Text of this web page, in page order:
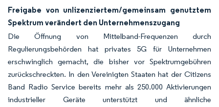
Freigabe von unlizenziertem/gemeinsam genutztem
Spektrum verändert den Unternehmenszugang
Die Öffnung von Mittelband-Frequenzen durch
Regulierungsbehörden hat privates 5G für Unternehmen
erschwinglich gemacht, die bisher vor Spektrumgebühren
zurückschreckten. In den Vereinigten Staaten hat der Citizens
Band Radio Service bereits mehr als 250.000 Aktivierungen
industrieller Geräte unterstützt und ähnliche